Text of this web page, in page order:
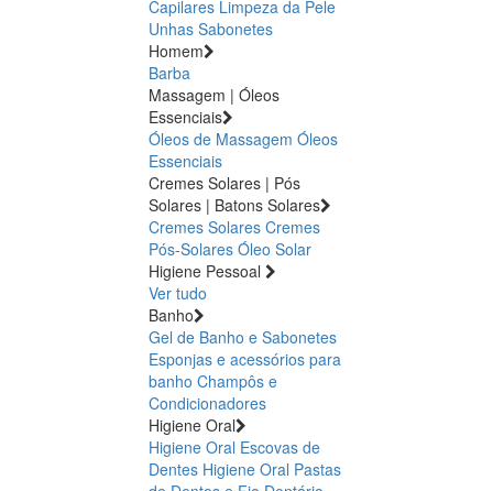
Capilares Limpeza da Pele
Unhas Sabonetes
Homem
Barba
Massagem | Óleos
Essenciais
Óleos de Massagem Óleos
Essenciais
Cremes Solares | Pós
Solares | Batons Solares
Cremes Solares Cremes
Pós-Solares Óleo Solar
Higiene Pessoal
Ver tudo
Banho
Gel de Banho e Sabonetes
Esponjas e acessórios para
banho Champôs e
Condicionadores
Higiene Oral
Higiene Oral Escovas de
Dentes Higiene Oral Pastas